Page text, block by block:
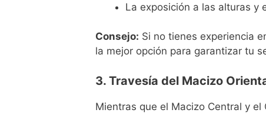
La exposición a las alturas y
Consejo: Si no tienes experiencia
la mejor opción para garantizar tu
3. Travesía del Macizo
Mientras que el Macizo Central y